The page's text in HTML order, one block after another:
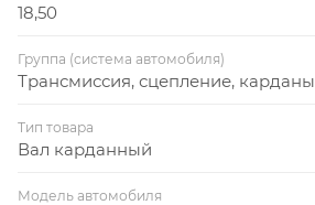
18,50
Группа (система автомобиля)
Трансмиссия, сцепление, карданы
Тип товара
Вал карданный
Модель автомобиля